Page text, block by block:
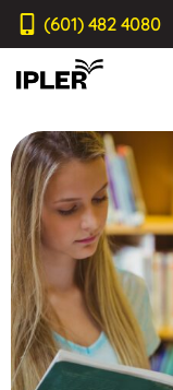
(601) 482 4080